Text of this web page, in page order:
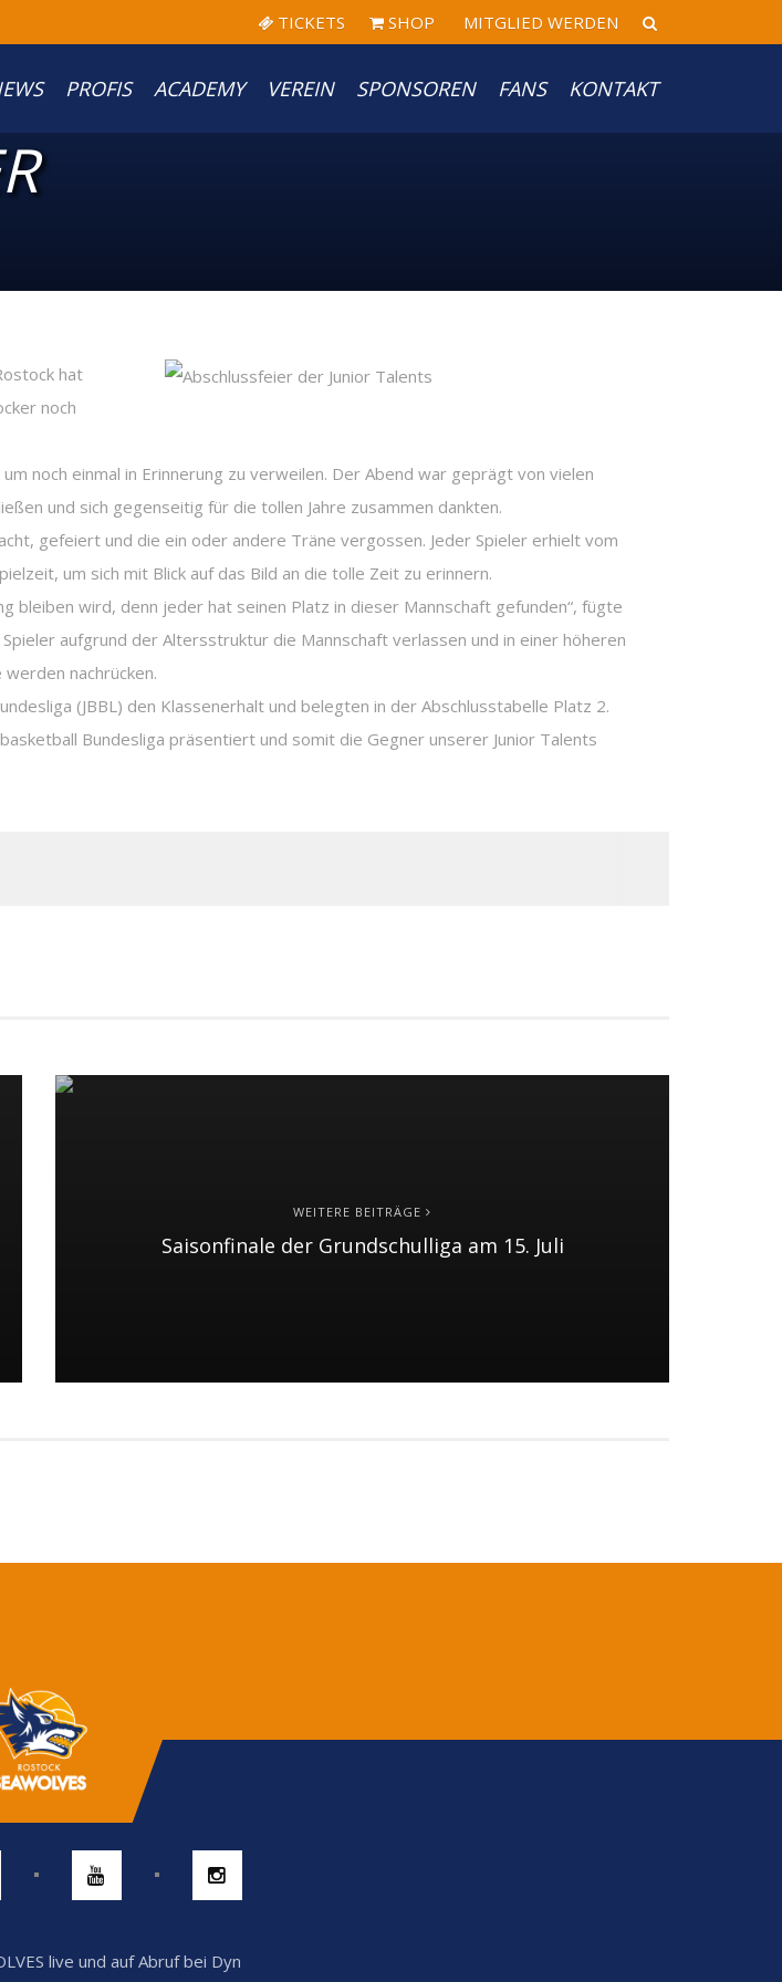
TICKETS SHOP MITGLIED WERDEN
PROFIS ACADEMY VEREIN SPONSOREN FANS KONTAKT
hat
noch
noch einmal in Erinnerung zu verweilen. Der Abend war geprägt von vielen
und sich gegenseitig für die tollen Jahre zusammen dankten.
gefeiert und die ein oder andere Träne vergossen. Jeder Spieler erhielt vom
um sich mit Blick auf das Bild an die tolle Zeit zu erinnern.
bleiben wird, denn jeder hat seinen Platz in dieser Mannschaft gefunden“, fügte
aufgrund der Altersstruktur die Mannschaft verlassen und in einer höheren
nachrücken.
(JBBL) den Klassenerhalt und belegten in der Abschlusstabelle Platz 2.
Bundesliga präsentiert und somit die Gegner unserer Junior Talents
WEITERE BEITRÄGE
Saisonfinale der Grundschulliga am 15. Juli
live und auf Abruf bei Dyn